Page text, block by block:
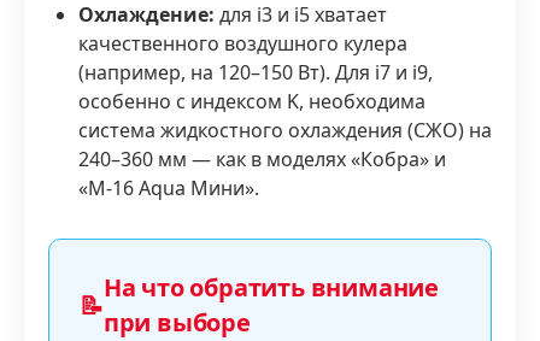
Охлаждение: для i3 и i5 хватает
качественного воздушного кулера
(например, на 120–150 Вт). Для i7 и i9,
особенно с индексом K, необходима
система жидкостного охлаждения (СЖО) на
240–360 мм — как в моделях «Кобра» и
«М-16 Aqua Мини».
📝
На что обратить внимание
при выборе